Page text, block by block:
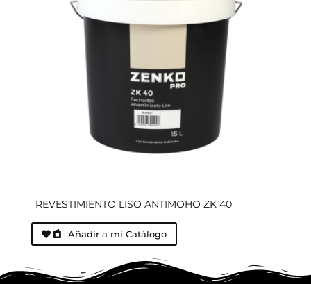
REVESTIMIENTO LISO ANTIMOHO ZK 40
Añadir a mi Catálogo